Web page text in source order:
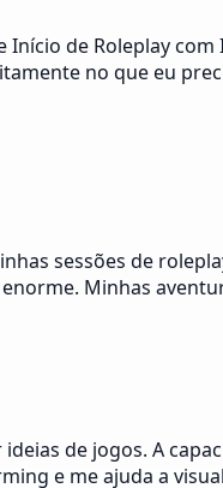
de Roleplay
no que eu
sessões de
Minhas
de jogos. A
e me ajuda a